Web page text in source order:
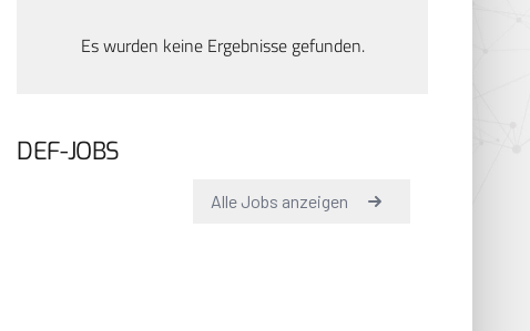
Es wurden keine Ergebnisse gefunden.
DEF-JOBS